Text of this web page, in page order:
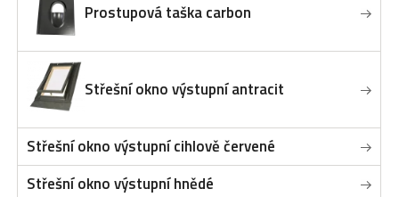
Prostupová taška carbon
Střešní okno výstupní antracit
Střešní okno výstupní cihlově červené
Střešní okno výstupní hnědé